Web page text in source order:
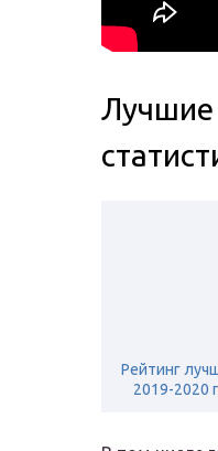
Лучшие
Рейтинг
2019-2020